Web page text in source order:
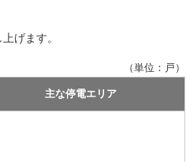
げます。
（単位：戸）
主な停電エリア